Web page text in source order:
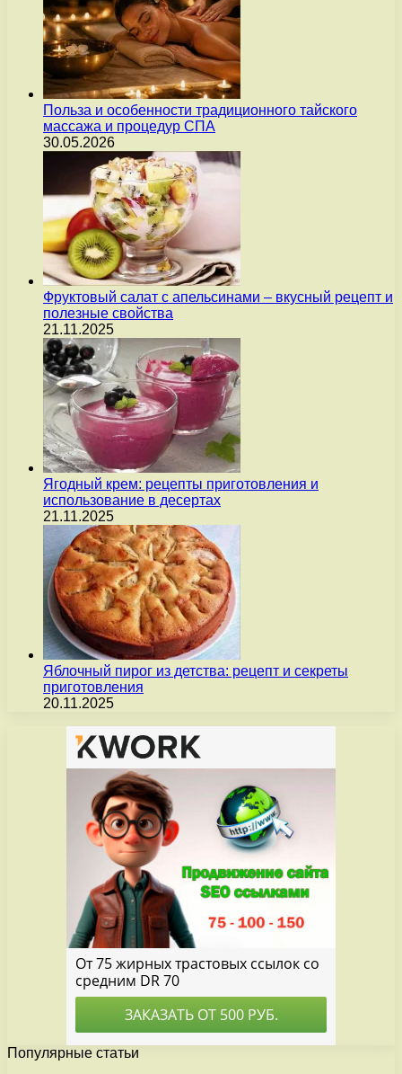
Польза и особенности традиционного тайского
массажа и процедур СПА
30.05.2026
Фруктовый салат с апельсинами – вкусный рецепт и
полезные свойства
21.11.2025
Ягодный крем: рецепты приготовления и
использование в десертах
21.11.2025
Яблочный пирог из детства: рецепт и секреты
приготовления
20.11.2025
Популярные статьи